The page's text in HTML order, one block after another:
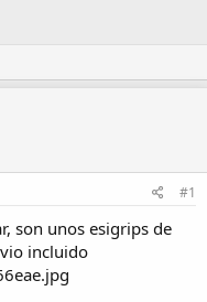
#1
son unos esigrips de
incluido